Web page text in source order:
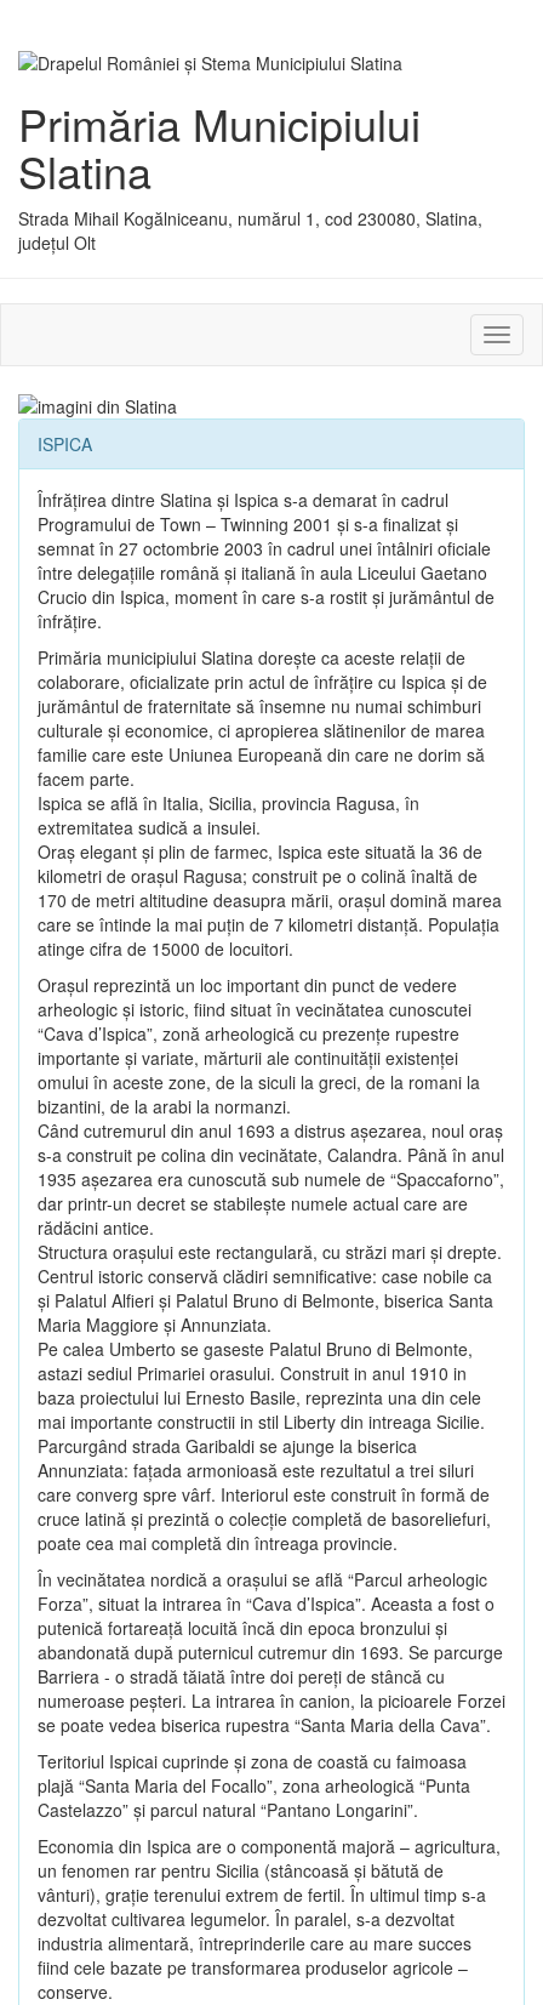
Primăria Municipiului
Slatina
Strada Mihail Kogălniceanu, numărul 1, cod 230080, Slatina,
județul Olt
sau
ISPICA
Înfrăţirea dintre Slatina şi Ispica s-a demarat în cadrul
Programului de Town – Twinning 2001 şi s-a finalizat şi
semnat în 27 octombrie 2003 în cadrul unei întâlniri oficiale
între delegaţiile română şi italiană în aula Liceului Gaetano
Crucio din Ispica, moment în care s-a rostit şi jurământul de
înfrăţire.
Primăria municipiului Slatina doreşte ca aceste relaţii de
colaborare, oficializate prin actul de înfrăţire cu Ispica şi de
jurământul de fraternitate să însemne nu numai schimburi
culturale şi economice, ci apropierea slătinenilor de marea
familie care este Uniunea Europeană din care ne dorim să
facem parte.
Ispica se află în Italia, Sicilia, provincia Ragusa, în
extremitatea sudică a insulei.
Oraş elegant şi plin de farmec, Ispica este situată la 36 de
kilometri de oraşul Ragusa; construit pe o colină înaltă de
170 de metri altitudine deasupra mării, oraşul domină marea
care se întinde la mai puţin de 7 kilometri distanţă. Populaţia
atinge cifra de 15000 de locuitori.
Oraşul reprezintă un loc important din punct de vedere
arheologic şi istoric, fiind situat în vecinătatea cunoscutei
“Cava d’Ispica”, zonă arheologică cu prezenţe rupestre
importante şi variate, mărturii ale continuităţii existenţei
omului în aceste zone, de la siculi la greci, de la romani la
bizantini, de la arabi la normanzi.
Când cutremurul din anul 1693 a distrus aşezarea, noul oraş
s-a construit pe colina din vecinătate, Calandra. Până în anul
1935 aşezarea era cunoscută sub numele de “Spaccaforno”,
dar printr-un decret se stabileşte numele actual care are
rădăcini antice.
Structura oraşului este rectangulară, cu străzi mari şi drepte.
Centrul istoric conservă clădiri semnificative: case nobile ca
şi Palatul Alfieri şi Palatul Bruno di Belmonte, biserica Santa
Maria Maggiore şi Annunziata.
Pe calea Umberto se gaseste Palatul Bruno di Belmonte,
astazi sediul Primariei orasului. Construit in anul 1910 in
baza proiectului lui Ernesto Basile, reprezinta una din cele
mai importante constructii in stil Liberty din intreaga Sicilie.
Parcurgând strada Garibaldi se ajunge la biserica
Annunziata: faţada armonioasă este rezultatul a trei siluri
care converg spre vârf. Interiorul este construit în formă de
cruce latină şi prezintă o colecţie completă de basoreliefuri,
poate cea mai completă din întreaga provincie.
În vecinătatea nordică a oraşului se află “Parcul arheologic
Forza”, situat la intrarea în “Cava d’Ispica”. Aceasta a fost o
putenică fortareaţă locuită încă din epoca bronzului şi
abandonată după puternicul cutremur din 1693. Se parcurge
Barriera - o stradă tăiată între doi pereţi de stâncă cu
numeroase peşteri. La intrarea în canion, la picioarele Forzei
se poate vedea biserica rupestra “Santa Maria della Cava”.
Teritoriul Ispicai cuprinde şi zona de coastă cu faimoasa
plajă “Santa Maria del Focallo”, zona arheologică “Punta
Castelazzo” şi parcul natural “Pantano Longarini”.
Economia din Ispica are o componentă majoră – agricultura,
un fenomen rar pentru Sicilia (stâncoasă şi bătută de
vânturi), graţie terenului extrem de fertil. În ultimul timp s-a
dezvoltat cultivarea legumelor. În paralel, s-a dezvoltat
industria alimentară, întreprinderile care au mare succes
fiind cele bazate pe transformarea produselor agricole –
conserve.